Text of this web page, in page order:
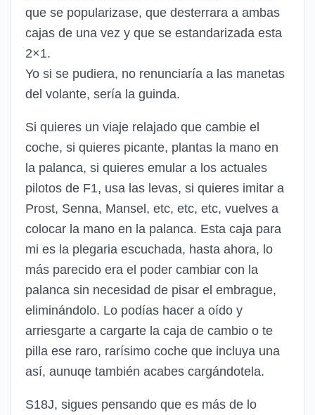
que se popularizase, que desterrara a ambas
cajas de una vez y que se estandarizada esta
2×1.
Yo si se pudiera, no renunciaría a las manetas
del volante, sería la guinda.
Si quieres un viaje relajado que cambie el
coche, si quieres picante, plantas la mano en
la palanca, si quieres emular a los actuales
pilotos de F1, usa las levas, si quieres imitar a
Prost, Senna, Mansel, etc, etc, etc, vuelves a
colocar la mano en la palanca. Esta caja para
mi es la plegaria escuchada, hasta ahora, lo
más parecido era el poder cambiar con la
palanca sin necesidad de pisar el embrague,
eliminándolo. Lo podías hacer a oído y
arriesgarte a cargarte la caja de cambio o te
pilla ese raro, rarísimo coche que incluya una
así, aunuqe también acabes cargándotela.
S18J, sigues pensando que es más de lo